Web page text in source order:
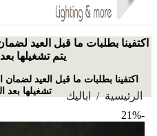
اكتفينا بطلبات ما قبل العيد
يتم تشغيلها
اكتفينا بطلبات ما قبل العيد
تشغيلها بعد
الرئيسية/ اباليك
-21%